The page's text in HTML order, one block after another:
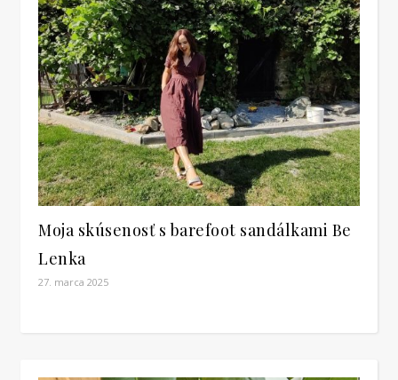
Moja skúsenosť s barefoot sandálkami Be
Lenka
27. marca 2025